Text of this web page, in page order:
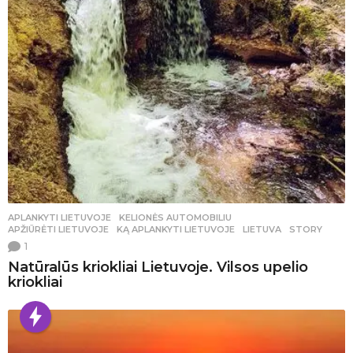
APLANKYTI LIETUVOJE ,KELIONĖS AUTOMOBILIU
APŽIŪRĖTI LIETUVOJE
,KĄ APLANKYTI LIETUVOJE ,LIETUVA ,STORY
1
Natūralūs kriokliai Lietuvoje. Vilsos upelio
kriokliai